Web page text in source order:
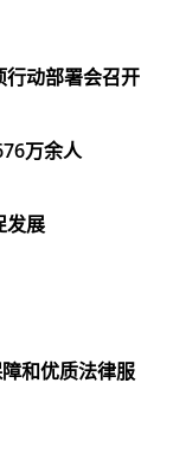
动部署会召开
万余人
发展
和优质法律服